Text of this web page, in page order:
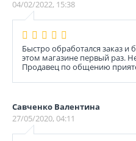
04/02/2022, 15:38
Быстро обработался заказ и
этом магазине первый раз.
Продавец по общению
Савченко Валентина
27/05/2020, 04:11